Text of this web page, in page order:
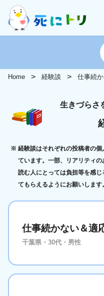
Home 経験談 仕事続
生きづらさ
経験談はそれぞれの投稿者の
ています。一部、リアリティの
読む人にとっては負担等を感
てもらえるようにお願いします。
仕事続かない＆適
千葉県・30代・男性